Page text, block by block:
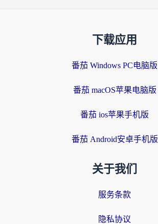
下载应用
番茄 Windows PC电脑版
番茄 macOS苹果电脑版
番茄 ios苹果手机版
番茄 Android安卓手机版
关于我们
服务条款
隐私协议